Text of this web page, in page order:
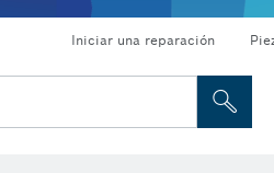
Iniciar una reparación